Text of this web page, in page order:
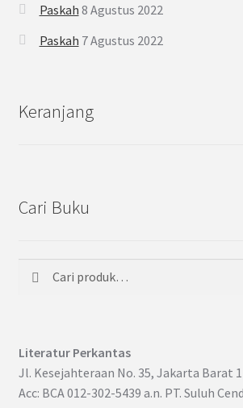
Paskah 8 Agustus 2022
Paskah 7 Agustus 2022
Keranjang
Cari Buku
Pencarian
Literatur Perkantas
Jl. Kesejahteraan No. 35, Jakarta Barat
Acc: BCA 012-302-5439 a.n. PT. Suluh